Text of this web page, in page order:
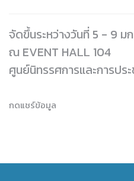
จัดขึ้นระหว่างวันที่ 5 - 9 ม
ณ EVENT HALL 104
ศูนย์นิทรรศการและการปร
กดแชร์ข้อมูล